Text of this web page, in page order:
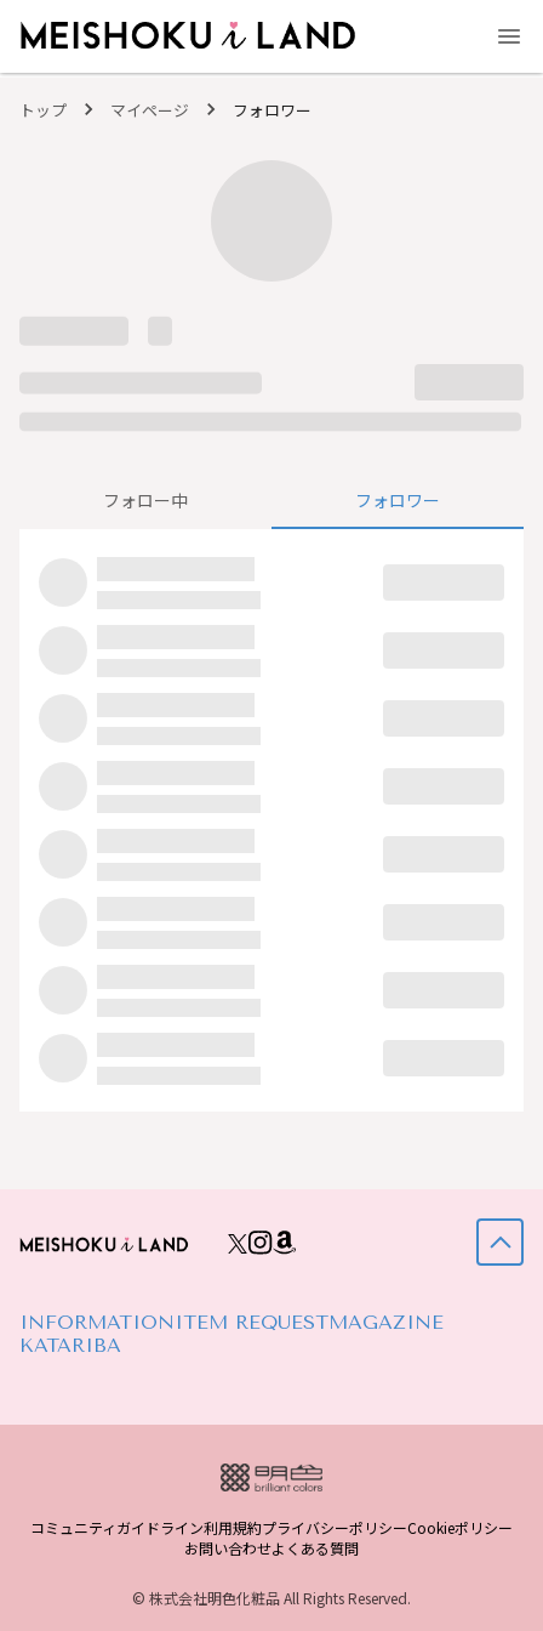
トップ マイページ フォロワー
フォロー中 フォロワー
INFORMATION ITEM REQUESTMAGAZINE
KATARIBA
コミュニティガイドライン利用規約プライバシーポリシーCookieポリシー
お問い合わせよくある質問
© 株式会社明色化粧品 All Rights Reserved.